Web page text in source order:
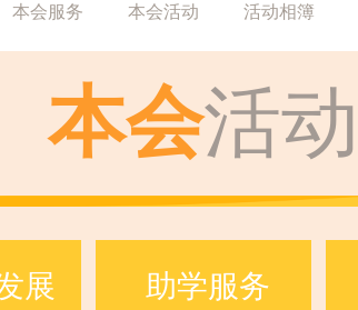
本会服务 本会活动 活动相簿
本会活动
展 助学服务